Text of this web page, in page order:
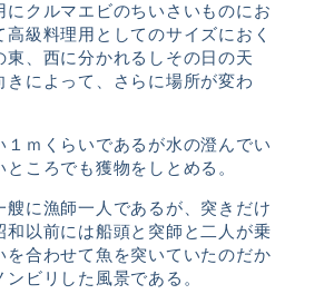
にクルマエビのちいさいものにお
高級料理用としてのサイズにおく
東、西に分かれるしその日の天
きによって、さらに場所が変わ
１ｍくらいであるが水の澄んでい
ところでも獲物をしとめる。
艘に漁師一人であるが、突きだけ
和以前には船頭と突師と二人が乗
を合わせて魚を突いていたのだか
ンビリした風景である。